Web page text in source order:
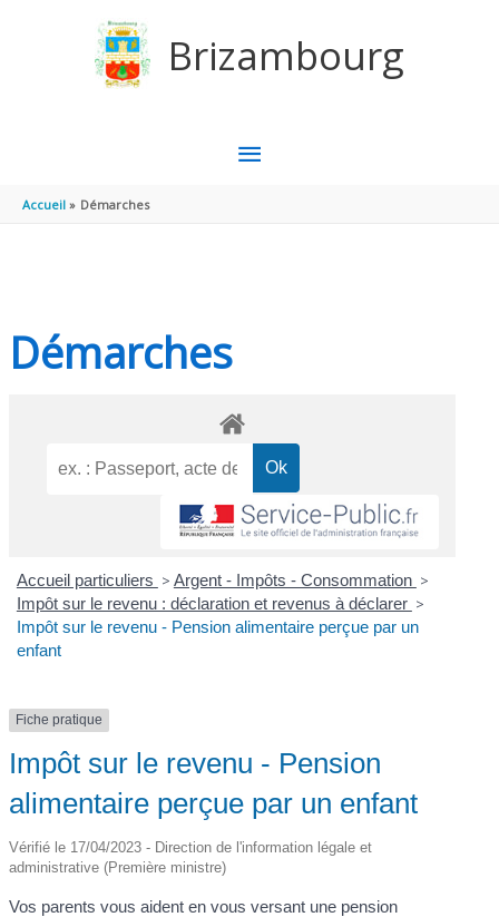
Brizambourg
MENU
Accueil Démarches
Démarches
Accueil particuliers > Argent - Impôts - Consommation >
Impôt sur le revenu : déclaration et revenus à déclarer >
Impôt sur le revenu - Pension alimentaire perçue par un
enfant
Fiche pratique
Impôt sur le revenu - Pension
alimentaire perçue par un enfant
Vérifié le 17/04/2023 - Direction de l'information légale et
administrative (Première ministre)
Vos parents vous aident en vous versant une pension